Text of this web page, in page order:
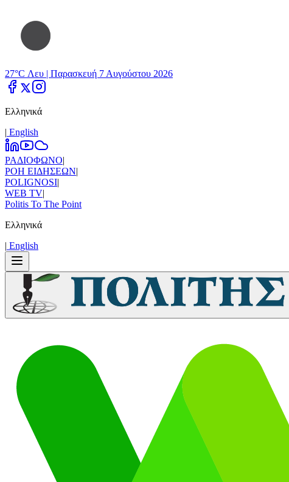
27°C Λευ | Παρασκευή 7 Αυγούστου 2026
Ελληνικά
| Εnglish
ΡΑΔΙΟΦΩΝΟ|
ΡΟΗ ΕΙΔΗΣΕΩΝ|
POLIGNOSI|
WEB TV|
Politis To The Point
Ελληνικά
| Εnglish